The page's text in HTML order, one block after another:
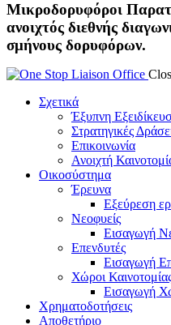
Μικροδορυφόροι
ανοιχτός διεθνής
σμήνους δορυφόρων.
Σχετικά
Έξυπνη
Στρατηγικές
Επικοινωνία
Ανοιχτή
Οικοσύστημα
Έρευνα
Εξεύρεση
Νεοφυείς
Εισαγωγή
Επενδυτές
Εισαγωγή
Χώροι
Εισαγωγή
Χρηματοδοτήσεις
Αποθετήριο